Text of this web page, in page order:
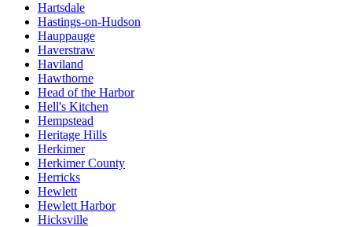
Hartsdale
Hastings-on-Hudson
Hauppauge
Haverstraw
Haviland
Hawthorne
Head of the Harbor
Hell's Kitchen
Hempstead
Heritage Hills
Herkimer
Herkimer County
Herricks
Hewlett
Hewlett Harbor
Hicksville